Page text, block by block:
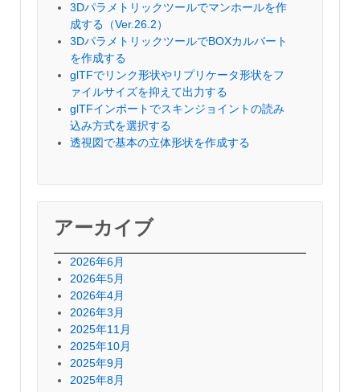
3Dパラメトリックツールでマンホールを作
成する（Ver.26.2）
3DパラメトリックツールでBOXカルバート
を作成する
glTFでリンク形状やリプリケータ形状をフ
ァイルサイズを抑えて出力する
glTFインポートでスキンジョイントの読み
込み方式を選択する
透視図で基本の立体形状を作成する
アーカイブ
2026年6月
2026年5月
2026年4月
2026年3月
2025年11月
2025年10月
2025年9月
2025年8月